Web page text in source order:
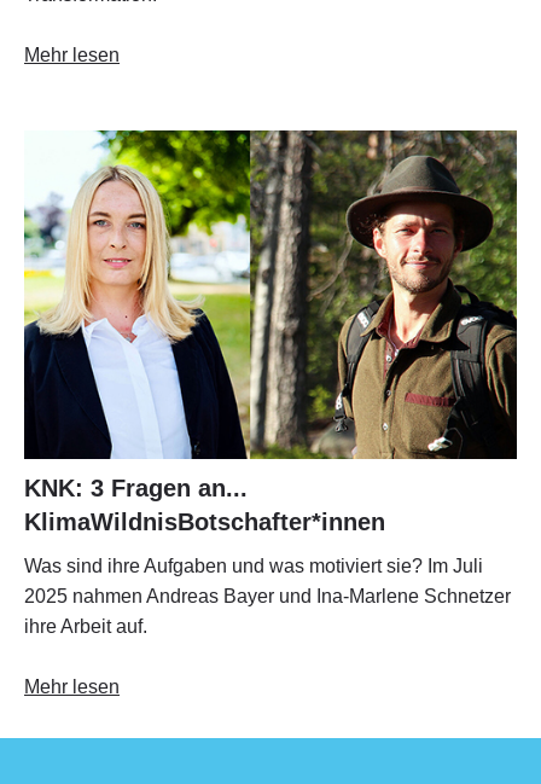
Mehr lesen
KNK: 3 Fragen an...
KlimaWildnisBotschafter*innen
Was sind ihre Aufgaben und was motiviert sie? Im Juli
2025 nahmen Andreas Bayer und Ina-Marlene Schnetzer
ihre Arbeit auf.
Mehr lesen